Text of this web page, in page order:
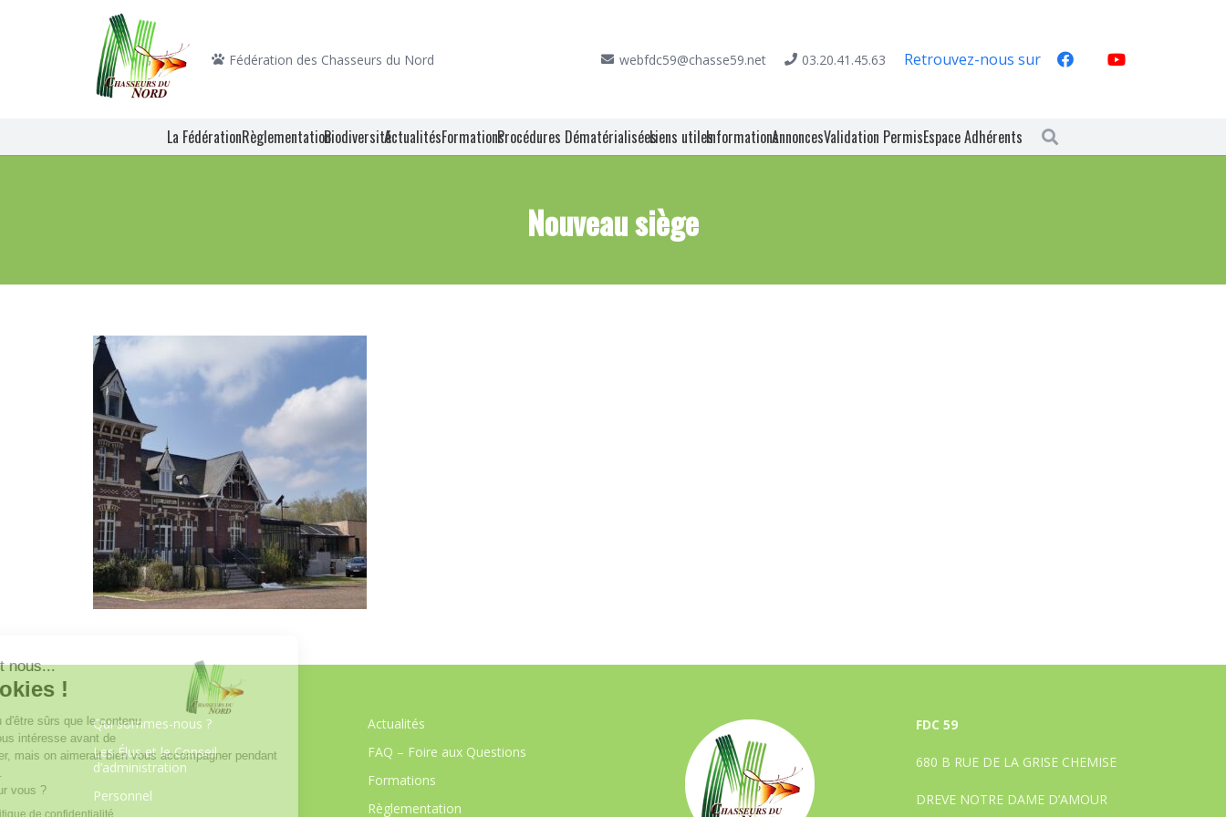
Fédération des Chasseurs du Nord webfdc59@chasse59.net 03.20.41.45.63 Retrouvez-nous sur
La FédérationRèglementationBiodiversitéActualitésFormationsProcédures DématérialiséesLiens utilesInformationsAnnoncesValidation PermisEspace Adhérents
Nouveau siège
Qui sommes-nous ?
Les Élus et le Conseil
d’administration
Personnel
Actualités
FAQ – Foire aux Questions
Formations
Règlementation
FDC 59
680 B RUE DE LA GRISE CHEMISE
DREVE NOTRE DAME D’AMOUR